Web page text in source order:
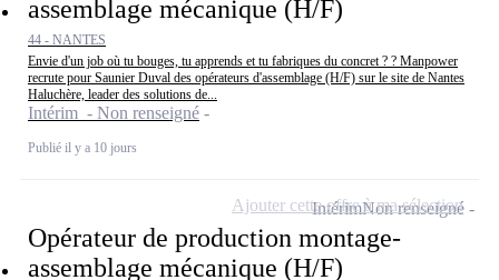
assemblage mécanique (H/F)
44 - NANTES
Envie d'un job où tu bouges, tu apprends et tu fabriques du concret ? ? Manpower
recrute pour Saunier Duval des opérateurs d'assemblage (H/F) sur le site de Nantes
Haluchère, leader des solutions de...
Intérim - Non renseigné
Publié il y a 10 jours
Opérateur de production montage-
assemblage mécanique (H/F)
IntérimNon renseigné
Ajouter cette offre à ma sélection